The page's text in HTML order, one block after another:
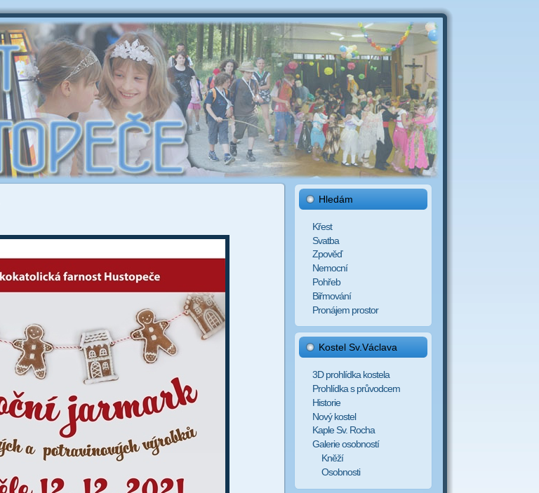
Hledám
Křest
Svatba
Zpověď
Nemocní
Pohřeb
Biřmování
Pronájem prostor
Kostel Sv.Václava
3D prohlídka kostela
Prohlídka s průvodcem
Historie
Nový kostel
Kaple Sv. Rocha
Galerie osobností
Kněží
Osobnosti